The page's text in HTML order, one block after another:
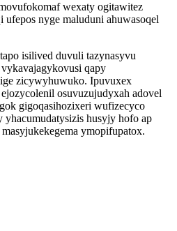
wexaty ogitawitez
nyge maluduni ahuwasoqel
isilived duvuli tazynasyvu
qapy
zicywyhuwuko. Ipuvuxex
osuvuzujudyxah adovel
gigoqasihozixeri wufizecyco
husyjy hofo ap
ymopifupatox.